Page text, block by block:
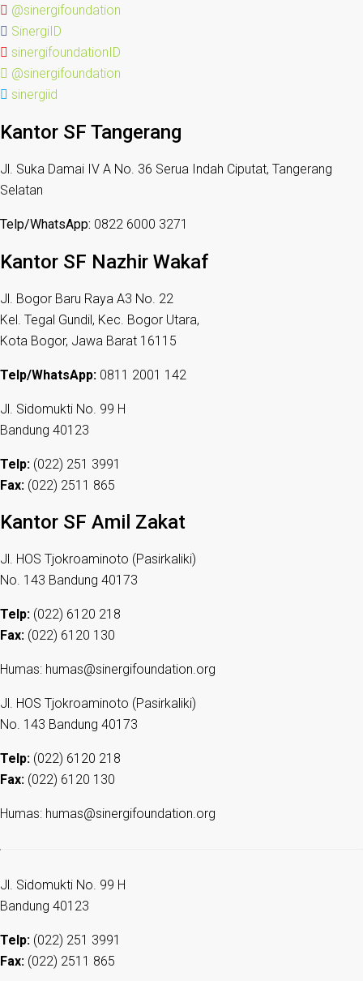
@sinergifoundation
SinergiID
sinergifoundationID
@sinergifoundation
sinergiid
Kantor SF Tangerang
Jl. Suka Damai IV A No. 36 Serua Indah Ciputat, Tangerang
Selatan
Telp/WhatsApp: 0822 6000 3271
Kantor SF Nazhir Wakaf
Jl. Bogor Baru Raya A3 No. 22
Kel. Tegal Gundil, Kec. Bogor Utara,
Kota Bogor, Jawa Barat 16115
Telp/WhatsApp: 0811 2001 142
Jl. Sidomukti No. 99 H
Bandung 40123
Telp: (022) 251 3991
Fax: (022) 2511 865
Kantor SF Amil Zakat
Jl. HOS Tjokroaminoto (Pasirkaliki)
No. 143 Bandung 40173
Telp: (022) 6120 218
Fax: (022) 6120 130
Humas: humas@sinergifoundation.org
Jl. HOS Tjokroaminoto (Pasirkaliki)
No. 143 Bandung 40173
Telp: (022) 6120 218
Fax: (022) 6120 130
Humas: humas@sinergifoundation.org
Jl. Sidomukti No. 99 H
Bandung 40123
Telp: (022) 251 3991
Fax: (022) 2511 865